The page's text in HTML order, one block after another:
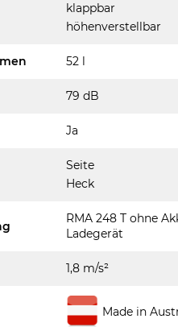
klappbar
höhenverstellbar
52 l
79 dB
Ja
Seite
Heck
RMA 248 T ohne
Ladegerät
1,8 m/s²
Made in